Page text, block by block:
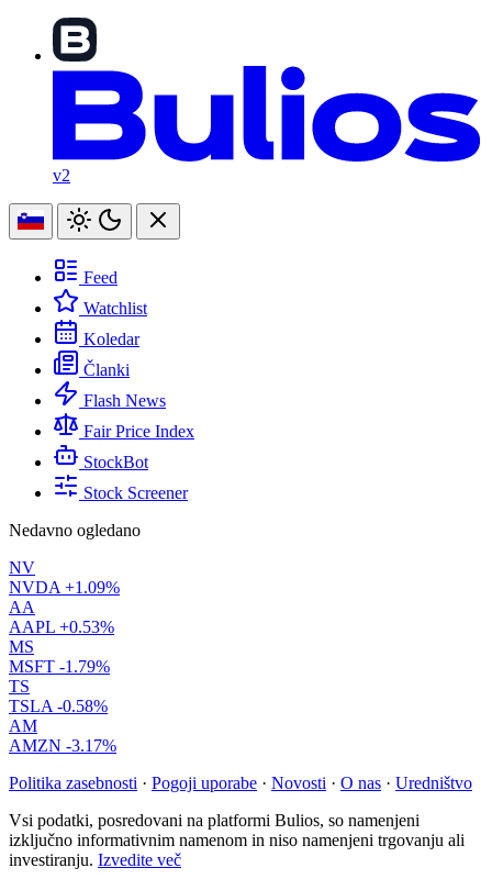
v2
Feed
Watchlist
Koledar
Članki
Flash News
Fair Price Index
StockBot
Stock Screener
Nedavno ogledano
NV
NVDA +1.09%
AA
AAPL +0.53%
MS
MSFT -1.79%
TS
TSLA -0.58%
AM
AMZN -3.17%
Politika zasebnosti · Pogoji uporabe · Novosti · O nas · Uredništvo
Vsi podatki, posredovani na platformi Bulios, so namenjeni
izključno informativnim namenom in niso namenjeni trgovanju ali
investiranju. Izvedite več